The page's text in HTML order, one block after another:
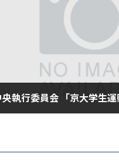
執行委員会 「京大学生運